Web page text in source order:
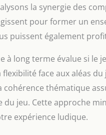
la synergie des
pour former un
puissent également
à long terme évalue si le
face aux aléas
cohérence thématique
du jeu. Cette approche
expérience ludique.